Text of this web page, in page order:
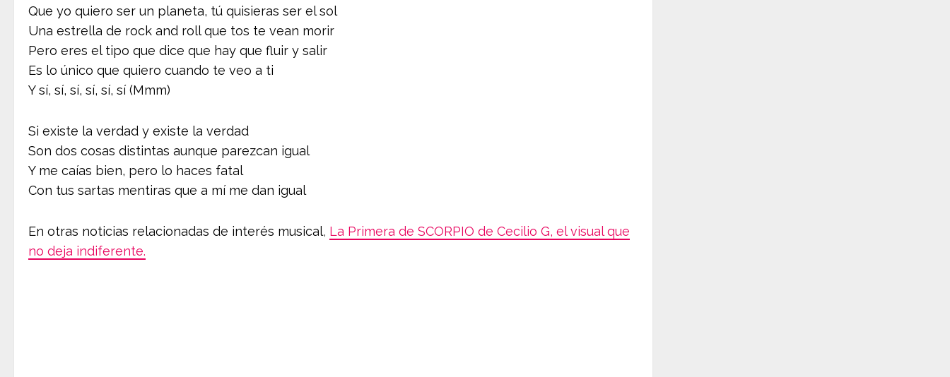
Que yo quiero ser un planeta, tú quisieras ser el sol
Una еstrella de rock and roll que tos tе vean morir
Pero eres el tipo que dice que hay que fluir y salir
Es lo único que quiero cuando te veo a ti
Y sí, sí, sí, sí, sí, sí (Mmm)
Si existe la verdad y existe la verdad
Son dos cosas distintas aunque parezcan igual
Y me caías bien, pero lo haces fatal
Con tus sartas mentiras que a mí me dan igual
En otras noticias relacionadas de interés musical, La Primera de SCORPIO de Cecilio G, el visual que
no deja indiferente.